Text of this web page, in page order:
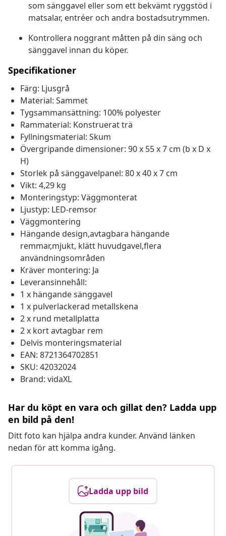
som sänggavel eller som ett bekvämt ryggstöd i
matsalar, entréer och andra bostadsutrymmen.
Kontrollera noggrant måtten på din säng och
sänggavel innan du köper.
Specifikationer
Färg: Ljusgrå
Material: Sammet
Tygsammansättning: 100% polyester
Rammaterial: Konstruerat trä
Fyllningsmaterial: Skum
Övergripande dimensioner: 90 x 55 x 7 cm (b x D x
H)
Storlek på sänggavelpanel: 80 x 40 x 7 cm
Vikt: 4,29 kg
Monteringstyp: Väggmonterat
Ljustyp: LED-remsor
Väggmontering
Hängande design,avtagbara hängande
remmar,mjukt, klätt huvudgavel,flera
användningsområden
Kräver montering: Ja
Leveransinnehåll:
1 x hängande sänggavel
1 x pulverlackerad metallskena
2 x rund metallplatta
2 x kort avtagbar rem
Delvis monteringsmaterial
EAN: 8721364702851
SKU: 42032024
Brand: vidaXL
Har du köpt en vara och gillat den? Ladda upp
en bild på den!
Ditt foto kan hjälpa andra kunder. Använd länken
nedan för att komma igång.
Ladda upp bild